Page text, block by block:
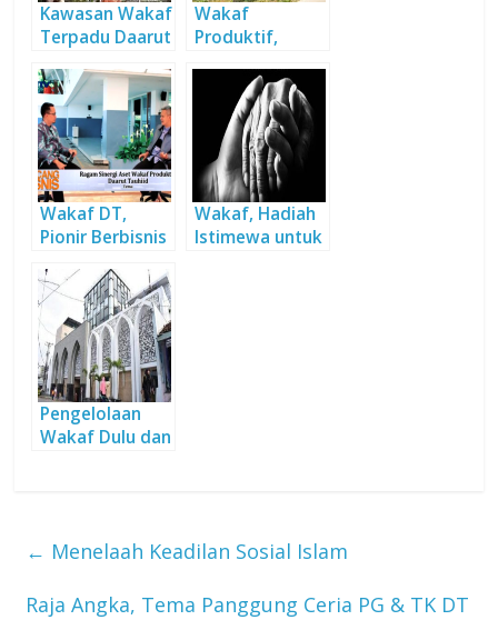
Kawasan Wakaf
Terpadu Daarut
Wakaf
Produktif,
Pemberdayaan
Umat
Wakaf DT,
Pionir Berbisnis
Berwakaf
Wakaf, Hadiah
Istimewa untuk
Pengelolaan
Wakaf Dulu dan
← Menelaah Keadilan Sosial Islam
Raja Angka, Tema Panggung Ceria PG & TK DT